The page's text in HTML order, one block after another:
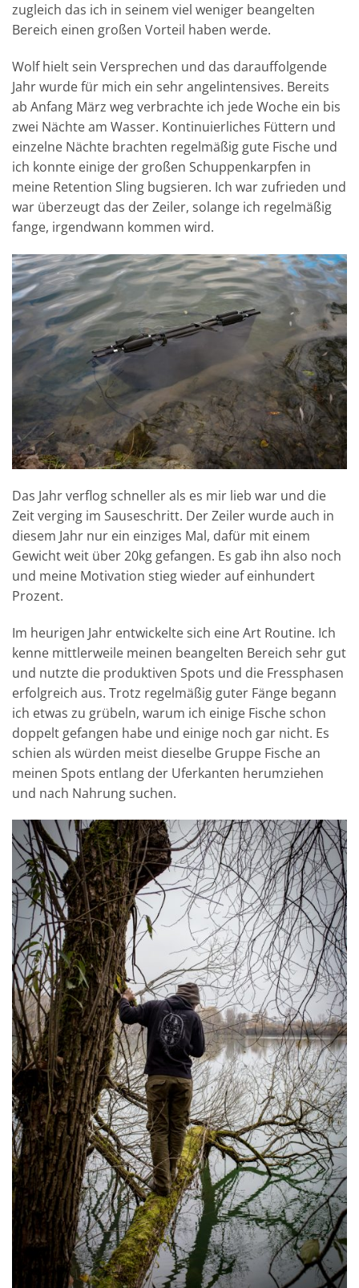
zugleich das ich in seinem viel weniger beangelten
Bereich einen großen Vorteil haben werde.
Wolf hielt sein Versprechen und das darauffolgende
Jahr wurde für mich ein sehr angelintensives. Bereits
ab Anfang März weg verbrachte ich jede Woche ein bis
zwei Nächte am Wasser. Kontinuierliches Füttern und
einzelne Nächte brachten regelmäßig gute Fische und
ich konnte einige der großen Schuppenkarpfen in
meine Retention Sling bugsieren. Ich war zufrieden und
war überzeugt das der Zeiler, solange ich regelmäßig
fange, irgendwann kommen wird.
Das Jahr verflog schneller als es mir lieb war und die
Zeit verging im Sauseschritt. Der Zeiler wurde auch in
diesem Jahr nur ein einziges Mal, dafür mit einem
Gewicht weit über 20kg gefangen. Es gab ihn also noch
und meine Motivation stieg wieder auf einhundert
Prozent.
Im heurigen Jahr entwickelte sich eine Art Routine. Ich
kenne mittlerweile meinen beangelten Bereich sehr gut
und nutzte die produktiven Spots und die Fressphasen
erfolgreich aus. Trotz regelmäßig guter Fänge begann
ich etwas zu grübeln, warum ich einige Fische schon
doppelt gefangen habe und einige noch gar nicht. Es
schien als würden meist dieselbe Gruppe Fische an
meinen Spots entlang der Uferkanten herumziehen
und nach Nahrung suchen.